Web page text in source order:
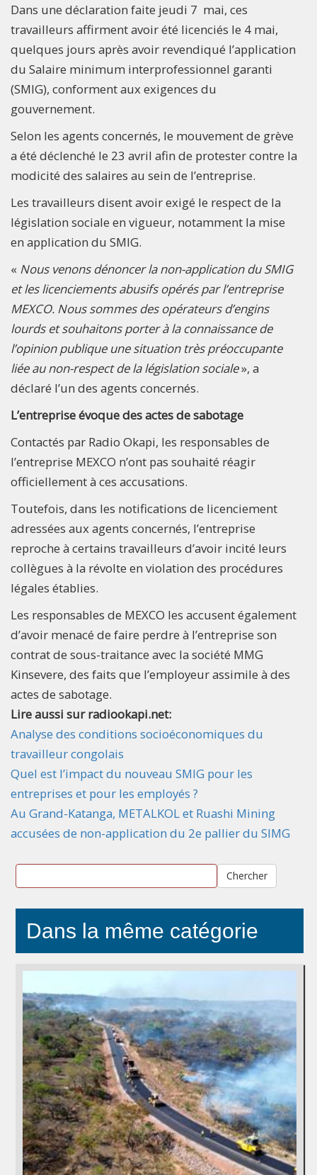
Dans une déclaration faite jeudi 7 mai, ces
travailleurs affirment avoir été licenciés le 4 mai,
quelques jours après avoir revendiqué l’application
du Salaire minimum interprofessionnel garanti
(SMIG), conforment aux exigences du
gouvernement.
Selon les agents concernés, le mouvement de grève
a été déclenché le 23 avril afin de protester contre la
modicité des salaires au sein de l’entreprise.
Les travailleurs disent avoir exigé le respect de la
législation sociale en vigueur, notamment la mise
en application du SMIG.
« Nous venons dénoncer la non-application du SMIG
et les licenciements abusifs opérés par l’entreprise
MEXCO. Nous sommes des opérateurs d’engins
lourds et souhaitons porter à la connaissance de
l’opinion publique une situation très préoccupante
liée au non-respect de la législation sociale», a
déclaré l’un des agents concernés.
L’entreprise évoque des actes de sabotage
Contactés par Radio Okapi, les responsables de
l’entreprise MEXCO n’ont pas souhaité réagir
officiellement à ces accusations.
Toutefois, dans les notifications de licenciement
adressées aux agents concernés, l’entreprise
reproche à certains travailleurs d’avoir incité leurs
collègues à la révolte en violation des procédures
légales établies.
Les responsables de MEXCO les accusent également
d’avoir menacé de faire perdre à l’entreprise son
contrat de sous-traitance avec la société MMG
Kinsevere, des faits que l’employeur assimile à des
actes de sabotage.
Lire aussi sur radiookapi.net:
Analyse des conditions socioéconomiques du
travailleur congolais
Quel est l’impact du nouveau SMIG pour les
entreprises et pour les employés ?
Au Grand-Katanga, METALKOL et Ruashi Mining
accusées de non-application du 2e pallier du SIMG
Chercher
Dans la même catégorie